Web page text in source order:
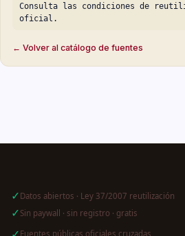
Consulta las condiciones de
oficial.
← Volver al catálogo de fuentes
✓ Datos abiertos · Ley 37/2007 reutilización
✓ Sin paywall · sin registro · gratis
Fuentes públicas oficiales cruzadas